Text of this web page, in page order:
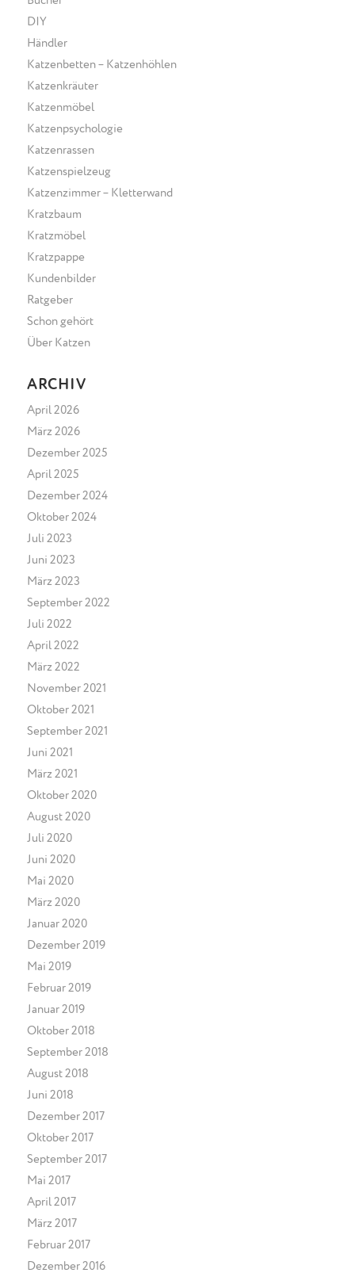
DIY
Händler
Katzenbetten – Katzenhöhlen
Katzenkräuter
Katzenmöbel
Katzenpsychologie
Katzenrassen
Katzenspielzeug
Katzenzimmer – Kletterwand
Kratzbaum
Kratzmöbel
Kratzpappe
Kundenbilder
Ratgeber
Schon gehört
Über Katzen
ARCHIV
April 2026
März 2026
Dezember 2025
April 2025
Dezember 2024
Oktober 2024
Juli 2023
Juni 2023
März 2023
September 2022
Juli 2022
April 2022
März 2022
November 2021
Oktober 2021
September 2021
Juni 2021
März 2021
Oktober 2020
August 2020
Juli 2020
Juni 2020
Mai 2020
März 2020
Januar 2020
Dezember 2019
Mai 2019
Februar 2019
Januar 2019
Oktober 2018
September 2018
August 2018
Juni 2018
Dezember 2017
Oktober 2017
September 2017
Mai 2017
April 2017
März 2017
Februar 2017
Dezember 2016